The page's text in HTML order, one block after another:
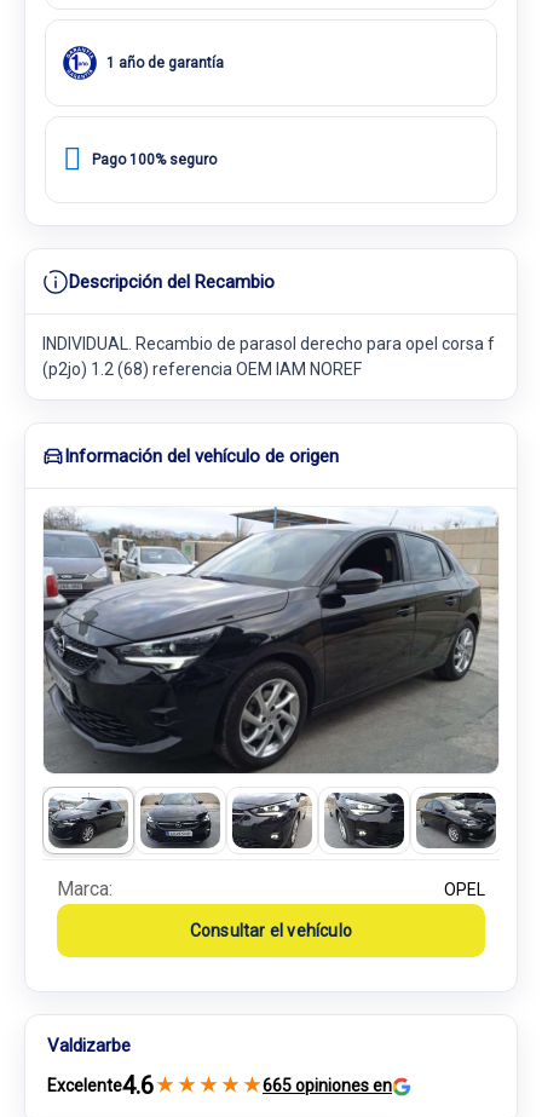
1 año de garantía
Pago 100% seguro
Descripción del Recambio
INDIVIDUAL. Recambio de parasol derecho para opel corsa f
(p2jo) 1.2 (68) referencia OEM IAM NOREF
Información del vehículo de origen
Marca: OPEL
Consultar el vehículo
Valdizarbe
Excelente4.6★ ★ ★ ★ ★665 opiniones en